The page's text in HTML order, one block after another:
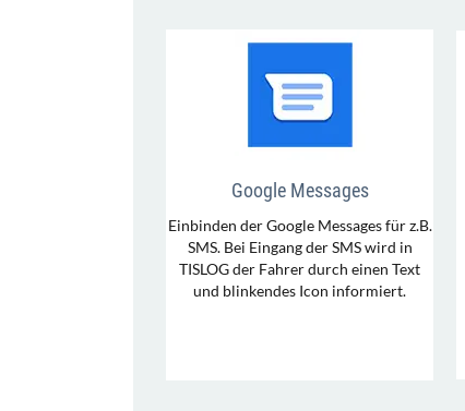
Google Messages
Einbinden der Google Messages für z.B.
SMS. Bei Eingang der SMS wird in
TISLOG der Fahrer durch einen Text
und blinkendes Icon informiert.